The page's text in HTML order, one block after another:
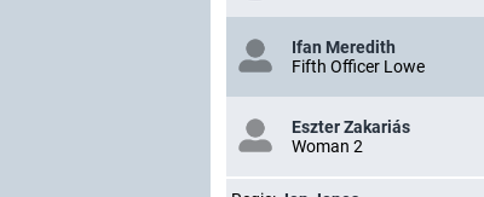
Ifan Meredith
Fifth Officer Lowe
Eszter Zakariás
Woman 2